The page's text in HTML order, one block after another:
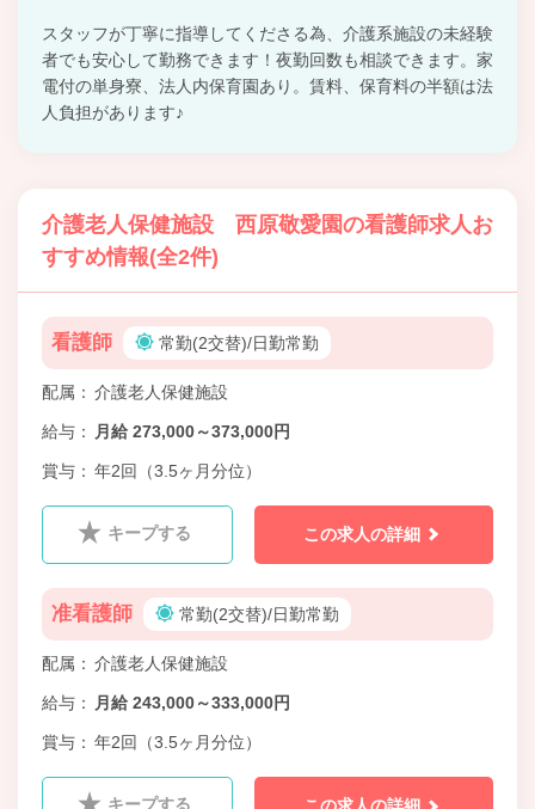
スタッフが丁寧に指導してくださる為、介護系施設の未経験
者でも安心して勤務できます！夜勤回数も相談できます。家
電付の単身寮、法人内保育園あり。賃料、保育料の半額は法
人負担があります♪
介護老人保健施設 西原敬愛園の看護師求人お
すすめ情報(全2件)
看護師 常勤(2交替)/日勤常勤
配属 介護老人保健施設
給与 月給 273,000～373,000円
賞与 年2回（3.5ヶ月分位）
キープする この求人の詳細
准看護師 常勤(2交替)/日勤常勤
配属 介護老人保健施設
給与 月給 243,000～333,000円
賞与 年2回（3.5ヶ月分位）
キープする